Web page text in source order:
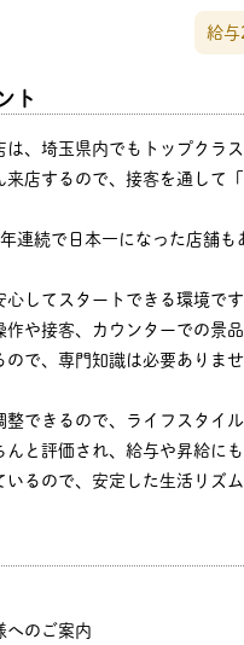
給与
ト
は、埼玉県内でもトップクラ
来店するので、接客を通して
連続で日本一になった店舗も
してスタートできる環境です
作や接客、カウンターでの景
ので、専門知識は必要ありま
整できるので、ライフスタイ
と評価され、給与や昇給にも
るので、安定した生活リズム
へのご案内